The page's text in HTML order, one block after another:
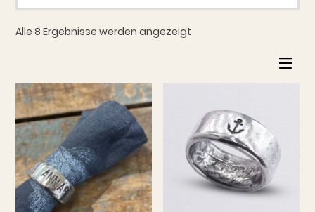
Alle 8 Ergebnisse werden angezeigt